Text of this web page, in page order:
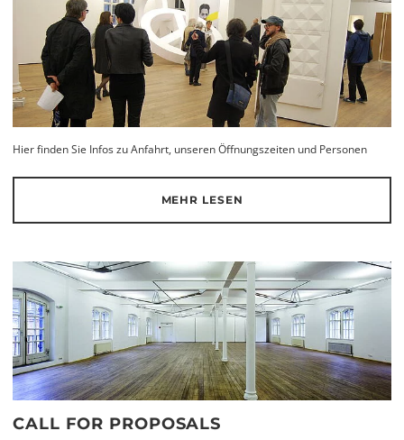
Hier finden Sie Infos zu Anfahrt, unseren Öffnungszeiten und Personen
MEHR LESEN
CALL FOR PROPOSALS